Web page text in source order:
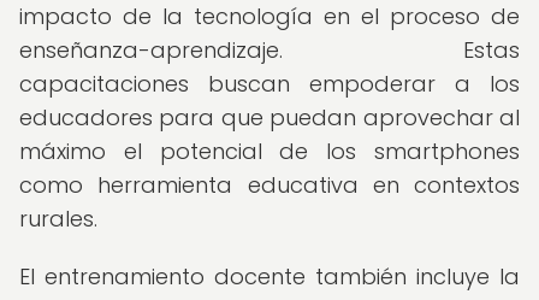
impacto de la tecnología en el proceso de
enseñanza-aprendizaje. Estas
capacitaciones buscan empoderar a los
educadores para que puedan aprovechar al
máximo el potencial de los smartphones
como herramienta educativa en contextos
rurales.
El entrenamiento docente también incluye la